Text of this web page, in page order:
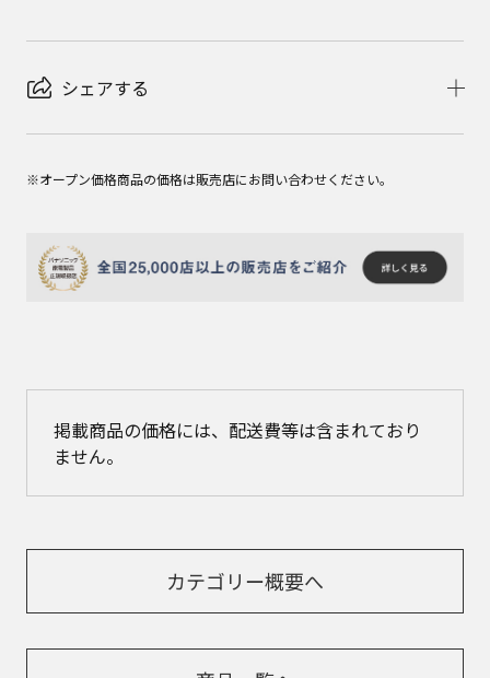
シェアする
※オープン価格商品の価格は販売店にお問い合わせください。
掲載商品の価格には、配送費等は含まれており
ません。
カテゴリー概要へ